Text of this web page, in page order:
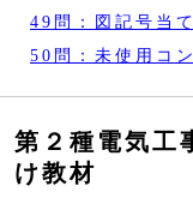
49問：図記号当て
50問：未使用コ
第２種電気工
け教材